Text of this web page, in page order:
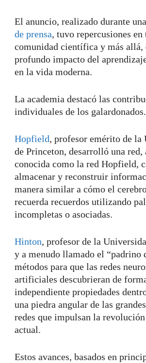
El anuncio, realizado durante una
de prensa, tuvo repercusiones en
comunidad científica y más allá,
profundo impacto del
en la vida moderna.
La academia destacó las
individuales de los galardonados.
Hopfield, profesor emérito de la
de Princeton, desarrolló una red,
conocida como la red Hopfield,
almacenar y reconstruir
manera similar a cómo el
recuerda recuerdos utilizando
incompletas o asociadas.
Hinton, profesor de la
y a menudo llamado el “padrino
métodos para que las redes
artificiales descubrieran de
independiente propiedades
una piedra angular de las
redes que impulsan la
actual.
Estos avances, basados ​​en